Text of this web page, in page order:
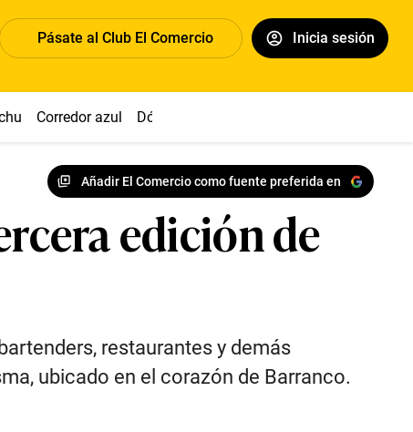
Pásate al Club El Comercio Inicia sesión
Corredor azul Dólar
Añadir El Comercio como fuente preferida en
edición de
restaurantes y demás
ubicado en el corazón de Barranco.